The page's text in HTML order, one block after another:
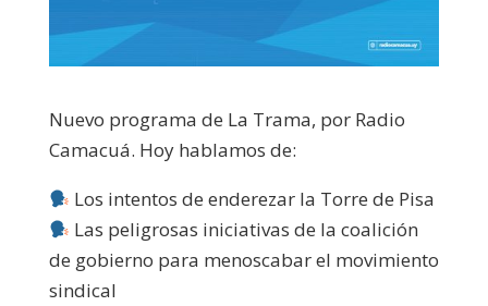
Nuevo programa de La Trama, por Radio
Camacuá. Hoy hablamos de:
Los intentos de enderezar la Torre de Pisa
Las peligrosas iniciativas de la coalición
de gobierno para menoscabar el movimiento
sindical